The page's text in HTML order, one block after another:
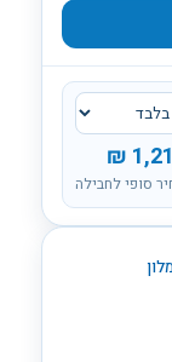
₪
סופי לחבילה